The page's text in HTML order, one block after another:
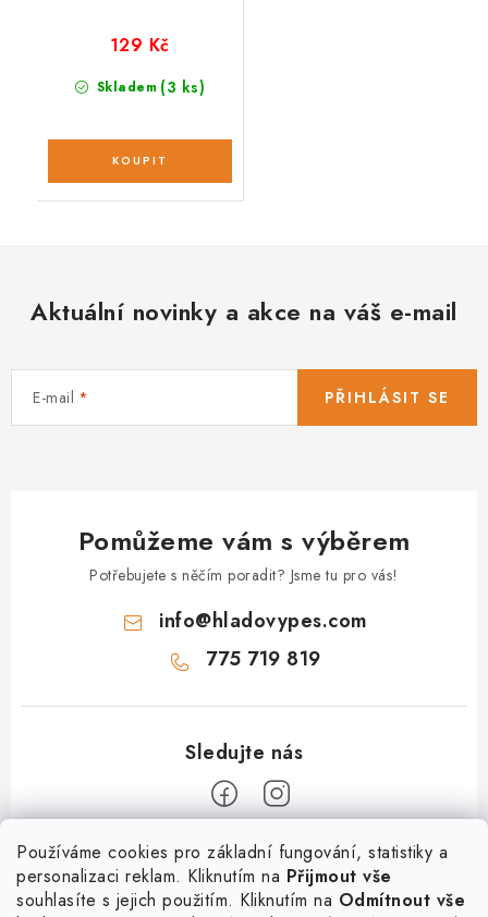
Používáme cookies pro základní fungování, statistiky a
personalizaci reklam. Kliknutím na Přijmout vše
souhlasíte s jejich použitím. Kliknutím na Odmítnout vše
Skladem (3 ks)
129 Kč
Aktuální novinky a akce na váš e-mail
E-mail PŘIHLÁSIT SE
Pomůžeme vám s výběrem
Potřebujete s něčím poradit? Jsme tu pro vás!
info@hladovypes.com
775 719 819
Informace